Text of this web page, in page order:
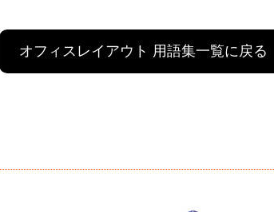
オフィスレイアウト 用語集一覧に戻る